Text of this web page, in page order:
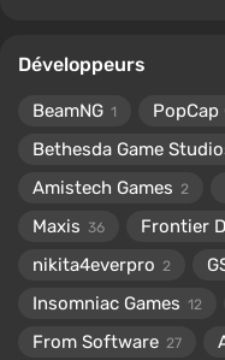
Développeurs
BeamNG 1 PopCap
Bethesda Game
Amistech Games 2
Maxis 36 Frontier
nikita4everpro 2
Insomniac Games 12
From Software 27